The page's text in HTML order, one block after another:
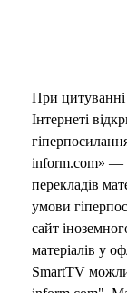
При цитуванні
Інтернеті
inform.com» —
перекладів
умови
сайт
матеріалів у
SmartTV